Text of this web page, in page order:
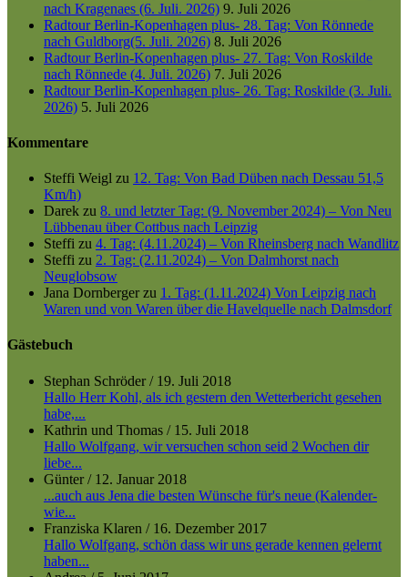
nach Kragenaes (6. Juli. 2026) 9. Juli 2026
Radtour Berlin-Kopenhagen plus- 28. Tag: Von Rönnede
nach Guldborg(5. Juli. 2026) 8. Juli 2026
Radtour Berlin-Kopenhagen plus- 27. Tag: Von Roskilde
nach Rönnede (4. Juli. 2026) 7. Juli 2026
Radtour Berlin-Kopenhagen plus- 26. Tag: Roskilde (3. Juli.
2026) 5. Juli 2026
Kommentare
Steffi Weigl zu 12. Tag: Von Bad Düben nach Dessau 51,5
Km/h)
Darek zu 8. und letzter Tag: (9. November 2024) – Von Neu
Lübbenau über Cottbus nach Leipzig
Steffi zu 4. Tag: (4.11.2024) – Von Rheinsberg nach Wandlitz
Steffi zu 2. Tag: (2.11.2024) – Von Dalmhorst nach
Neuglobsow
Jana Dornbergerzu 1. Tag: (1.11.2024) Von Leipzig nach
Waren und von Waren über die Havelquelle nach Dalmsdorf
Gästebuch
Stephan Schröder/ 19. Juli 2018
Hallo Herr Kohl, als ich gestern den Wetterbericht gesehen
habe,...
Kathrin und Thomas / 15. Juli 2018
Hallo Wolfgang, wir versuchen schon seid 2 Wochen dir
liebe...
Günter/ 12. Januar 2018
...auch aus Jena die besten Wünsche für's neue (Kalender-
wie...
Franziska Klaren / 16. Dezember 2017
Hallo Wolfgang, schön dass wir uns gerade kennen gelernt
haben...